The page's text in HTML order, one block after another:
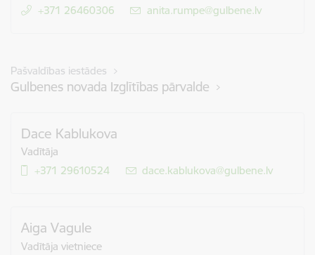
+371 26460306
E-pasts:
anita.rumpe@gulbene.lv
Pašvaldības iestādes
Gulbenes novada Izglītības pārvalde
Dace Kablukova
Vadītāja
+371 29610524
E-pasts:
dace.kablukova@gulbene.lv
Aiga Vagule
Vadītāja vietniece